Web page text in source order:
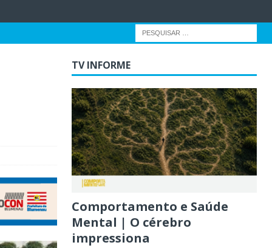
TV INFORME
Comportamento e Saúde
Mental | O cérebro
impressiona